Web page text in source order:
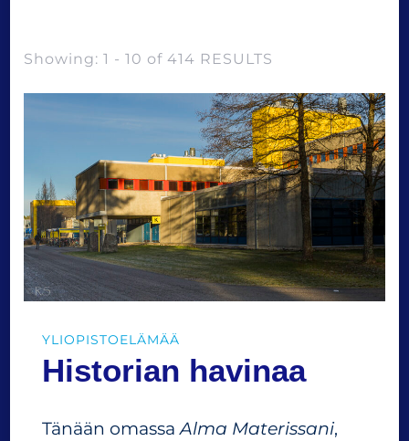
Showing: 1 - 10 of 414 RESULTS
YLIOPISTOELÄMÄÄ
Historian havinaa
Tänään omassaAlma Materissani,